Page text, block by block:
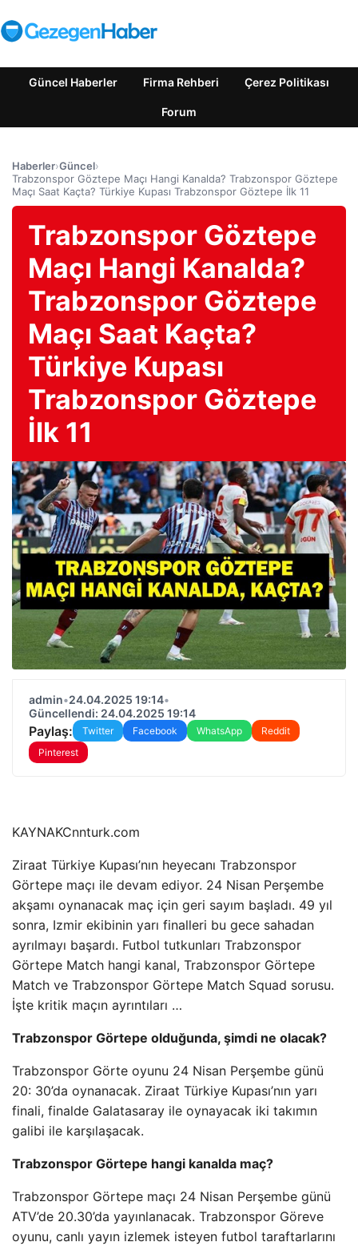
Güncel Haberler Firma Rehberi Çerez Politikası
Forum
Haberler›Güncel›
Trabzonspor Göztepe Maçı Hangi Kanalda? Trabzonspor Göztepe
Maçı Saat Kaçta? Türkiye Kupası Trabzonspor Göztepe İlk 11
Trabzonspor Göztepe
Maçı Hangi Kanalda?
Trabzonspor Göztepe
Maçı Saat Kaçta?
Türkiye Kupası
Trabzonspor Göztepe
İlk 11
admin•24.04.2025 19:14•
Güncellendi: 24.04.2025 19:14
Paylaş: Twitter Facebook WhatsApp
Reddit
Pinterest
KAYNAKCnnturk.com
Ziraat Türkiye Kupası’nın heyecanı Trabzonspor
Görtepe maçı ile devam ediyor. 24 Nisan Perşembe
akşamı oynanacak maç için geri sayım başladı. 49 yıl
sonra, Izmir ekibinin yarı finalleri bu gece sahadan
ayrılmayı başardı. Futbol tutkunları Trabzonspor
Görtepe Match hangi kanal, Trabzonspor Görtepe
Match ve Trabzonspor Görtepe Match Squad sorusu.
İşte kritik maçın ayrıntıları …
Trabzonspor Görtepe olduğunda, şimdi ne olacak?
Trabzonspor Görte oyunu 24 Nisan Perşembe günü
20: 30’da oynanacak. Ziraat Türkiye Kupası’nın yarı
finali, finalde Galatasaray ile oynayacak iki takımın
galibi ile karşılaşacak.
Trabzonspor Görtepe hangi kanalda maç?
Trabzonspor Görtepe maçı 24 Nisan Perşembe günü
ATV’de 20.30’da yayınlanacak. Trabzonspor Göreve
oyunu, canlı yayın izlemek isteyen futbol taraftarlarını